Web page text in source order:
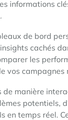
informations
de bord
cachés
les
vos
manière
potentiels,
en temps réel.